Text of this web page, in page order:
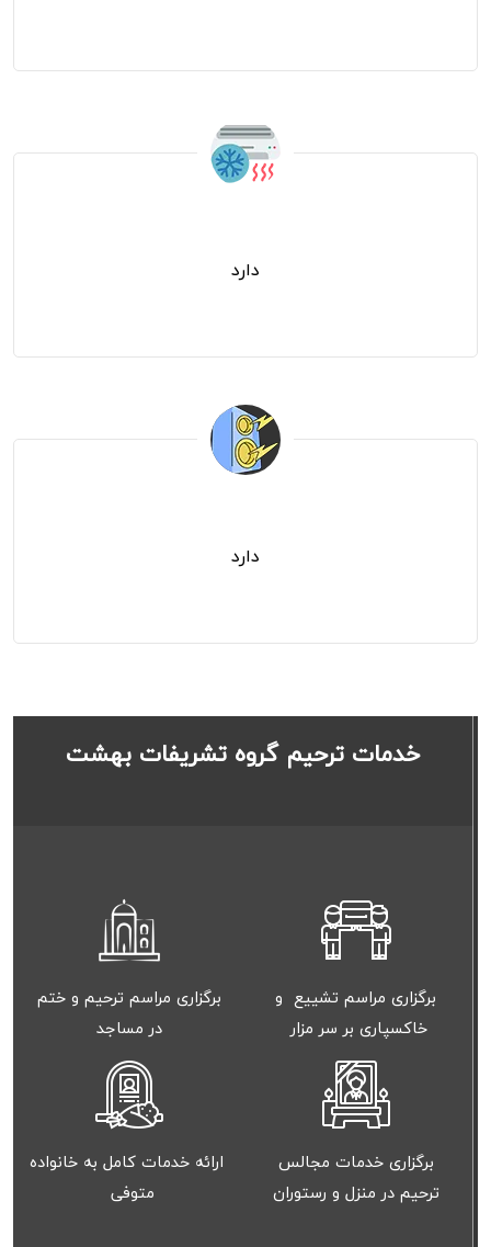
دارد
دارد
خدمات ترحیم گروه تشریفات بهشت
برگزاری مراسم تشییع و
خاکسپاری بر سر مزار
برگزاری مراسم ترحیم و ختم
در مساجد
برگزاری خدمات مجالس
ترحیم در منزل و رستوران
ارائه خدمات کامل به خانواده
متوفی